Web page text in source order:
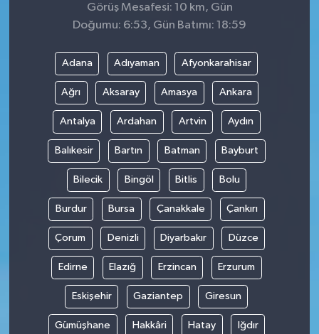
Görüş Mesafesi: 10 km, Gün
Doğumu: 6:53, Gün Batımı: 18:59
Adana Adıyaman Afyonkarahisar
Ağrı Aksaray Amasya Ankara
Antalya Ardahan Artvin Aydın
Balıkesir Bartın Batman Bayburt
Bilecik Bingöl Bitlis Bolu
Burdur Bursa Çanakkale Çankırı
Çorum Denizli Diyarbakır Düzce
Edirne Elazığ Erzincan Erzurum
Eskişehir Gaziantep Giresun
Gümüşhane Hakkâri Hatay Iğdır